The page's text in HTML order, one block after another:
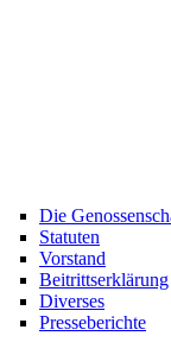
Die
Statuten
Vorstand
Beitrittserklärung
Diverses
Presseberichte